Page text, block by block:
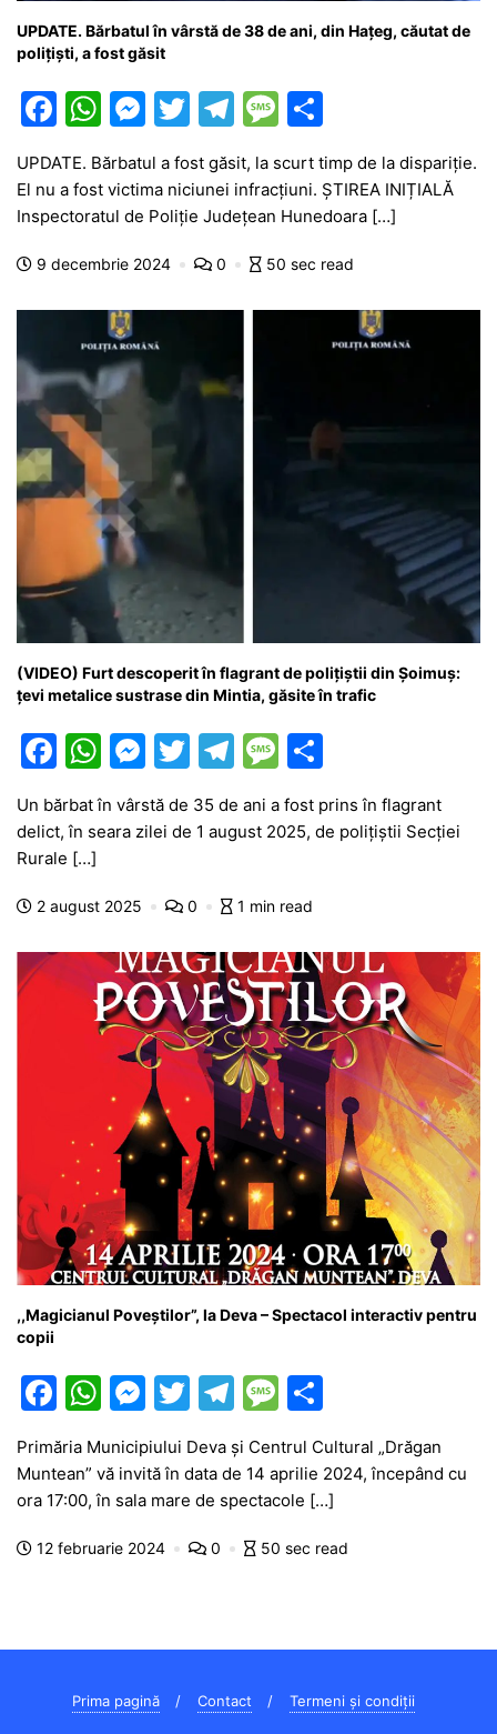
UPDATE. Bărbatul în vârstă de 38 de ani, din Hațeg, căutat de
polițiști, a fost găsit
F
c
e
b
o
W
at
s
A
p
M
s
s
e
g
er
T
itt
er
T
el
e
gr
a
m
M
s
s
a
e
ar
ta
je
a
ă
UPDATE. Bărbatul a fost găsit, la scurt timp de la dispariție.
El nu a fost victima niciunei infracțiuni. ȘTIREA INIȚIALĂ
Inspectoratul de Poliție Județean Hunedoara […]
9 decembrie 2024 0 50 sec read
(VIDEO) Furt descoperit în flagrant de polițiștii din Șoimuș:
țevi metalice sustrase din Mintia, găsite în trafic
F
c
e
b
o
o
W
at
A
p
M
s
e
g
er
T
itt
T
el
e
a
M
e
s
a
e
ar
ta
ă
Un bărbat în vârstă de 35 de ani a fost prins în flagrant
delict, în seara zilei de 1 august 2025, de polițiștii Secției
Rurale […]
2 august 2025 0 1 min read
,,Magicianul Poveștilor”, la Deva – Spectacol interactiv pentru
copii
F
a
c
e
b
k
W
at
s
A
M
e
s
s
e
er
T
itt
er
T
el
e
gr
a
m
M
s
s
a
ta
je
a
Primăria Municipiului Deva şi Centrul Cultural „Drăgan
Muntean” vă invită în data de 14 aprilie 2024, începând cu
ora 17:00, în sala mare de spectacole […]
12 februarie 2024 0 50 sec read
Prima pagină Contact Termeni și condiții